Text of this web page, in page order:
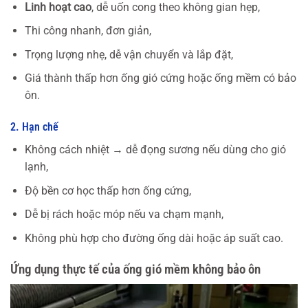
Linh hoạt cao, dễ uốn cong theo không gian hẹp,
Thi công nhanh, đơn giản,
Trọng lượng nhẹ, dễ vận chuyển và lắp đặt,
Giá thành thấp hơn ống gió cứng hoặc ống mềm có bảo
ôn.
2. Hạn chế
Không cách nhiệt → dễ đọng sương nếu dùng cho gió
lạnh,
Độ bền cơ học thấp hơn ống cứng,
Dễ bị rách hoặc móp nếu va chạm mạnh,
Không phù hợp cho đường ống dài hoặc áp suất cao.
Ứng dụng thực tế của ống gió mềm không bảo ôn